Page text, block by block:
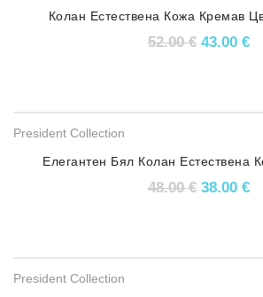
Колан Естествена Кожа Кремав
52.00€ Original
43.00 €
President Collection
Елегантен Бял Колан Естествена
48.00€ Original
38.00 €
President Collection